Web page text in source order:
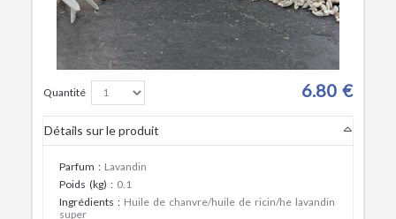
Quantité 6.80 €
Détails sur le produit
Parfum : Lavandin
Poids (kg) : 0.1
Ingrédients : Huile de chanvre/huile de ricin/he lavandin
super